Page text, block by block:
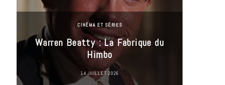
CINÉMA ET SÉRIES
Warren Beatty : La Fabrique du
Himbo
14 JUILLET 2026